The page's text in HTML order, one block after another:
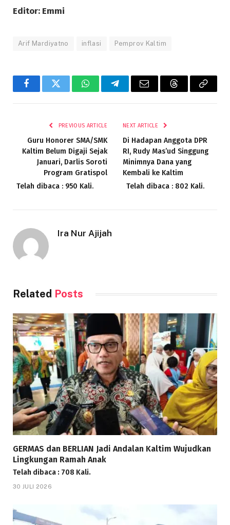
Editor: Emmi
Arif Mardiyatno inflasi Pemprov Kaltim
FacebookTwitter WhatsAppTelegramEmail ThreadsCopy
PREVIOUS ARTICLE
Guru Honorer SMA/SMK
Kaltim Belum Digaji Sejak
Januari, Darlis Soroti
Program Gratispol
Telah dibaca : 950 Kali.
NEXT ARTICLE
Di Hadapan Anggota DPR
RI, Rudy Mas’ud Singgung
Minimnya Dana yang
Kembali ke Kaltim
Telah dibaca : 802 Kali.
Ira Nur Ajijah
Related Posts
GERMAS dan BERLIAN Jadi Andalan Kaltim Wujudkan
Lingkungan Ramah Anak
Telah dibaca : 708 Kali.
30 JULI 2026